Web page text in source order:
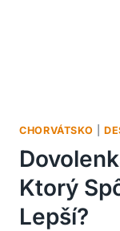
CHORVÁTSKO |
Ktorý
Lepší?